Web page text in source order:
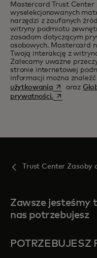
Mastercard Trust Center
wyselekcjonowanych
narzędzi z zaufanych
witryny podmiotu
zasadom dotyczącym
osobowych. Mastercard
Twoją interakcję z
Zalecamy uważne
stronie internetowej
informacji można
użytkowaniaopens in a
oraz
prywatności. opens in a
Trust Center Zasoby
Zawsze jesteśmy
nas potrzebujesz
POTRZEBUJESZ